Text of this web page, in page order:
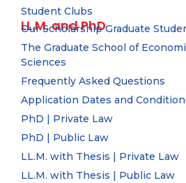
Student Clubs
LL.M. and PhD
Our Scholarship Graduate
The Graduate School of
Sciences
Frequently Asked Questions
Application Dates and
PhD | Private Law
PhD | Public Law
LL.M. with Thesis | Private Law
LL.M. with Thesis | Public Law